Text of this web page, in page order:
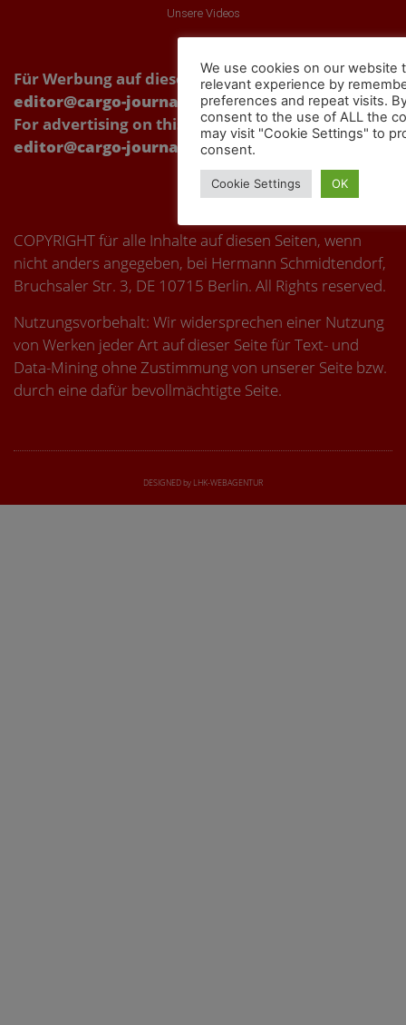
Unsere Videos
Für Werbung auf dieser Webseite Kontakt über:
editor@cargo-journal.eu
For advertising on this website, please contact:
editor@cargo-journal.eu
COPYRIGHT für alle Inhalte auf diesen Seiten, wenn
nicht anders angegeben, bei Hermann Schmidtendorf,
Bruchsaler Str. 3, DE 10715 Berlin. All Rights reserved.
Nutzungsvorbehalt: Wir widersprechen einer Nutzung
von Werken jeder Art auf dieser Seite für Text- und
Data-Mining ohne Zustimmung von unserer Seite bzw.
durch eine dafür bevollmächtigte Seite.
DESIGNED by LHK-WEBAGENTUR
We use cookies on our website
relevant experience by
preferences and repeat visits.
consent to the use of ALL the
may visit "Cookie Settings" to
consent.
Cookie Settings OK